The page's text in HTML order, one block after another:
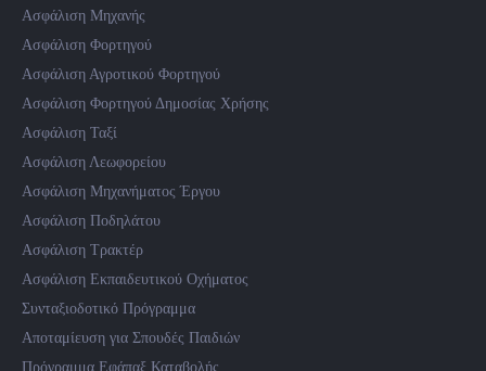
Ασφάλιση Μηχανής
Ασφάλιση Φορτηγού
Ασφάλιση Αγροτικού Φορτηγού
Ασφάλιση Φορτηγού Δημοσίας Χρήσης
Ασφάλιση Ταξί
Ασφάλιση Λεωφορείου
Ασφάλιση Μηχανήματος Έργου
Ασφάλιση Ποδηλάτου
Ασφάλιση Τρακτέρ
Ασφάλιση Εκπαιδευτικού Οχήματος
Συνταξιοδοτικό Πρόγραμμα
Αποταμίευση για Σπουδές Παιδιών
Πρόγραμμα Εφάπαξ Καταβολής